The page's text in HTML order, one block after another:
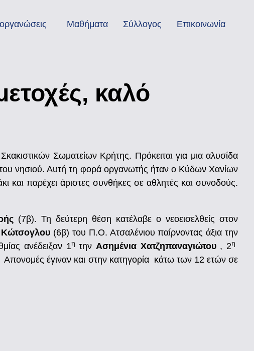
Μαθήματα Σύλλογος Επικοινωνία
καλό
Σωματείων Κρήτης. Πρόκειται για μια αλυσίδα
νησιού. Αυτή τη φορά οργανωτής ήταν ο Κύδων Χανίων
και παρέχει άριστες συνθήκες σε αθλητές και συνοδούς.
(7β). Τη δεύτερη θέση κατέλαβε ο νεοεισελθείς στον
Κώτσογλου (6β) του Π.Ο. Ατσαλένιου παίρνοντας άξια την
ανέδειξαν 1η την Ασημένια Χατζηπαναγιώτου, 2η
Απονομές έγιναν και στην κατηγορία κάτω των 12 ετών σε